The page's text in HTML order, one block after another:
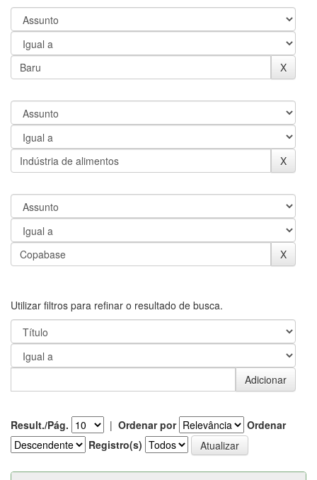
Utilizar filtros para refinar o resultado de busca.
Result./Pág. | Ordenar por
Ordenar
Registro(s)